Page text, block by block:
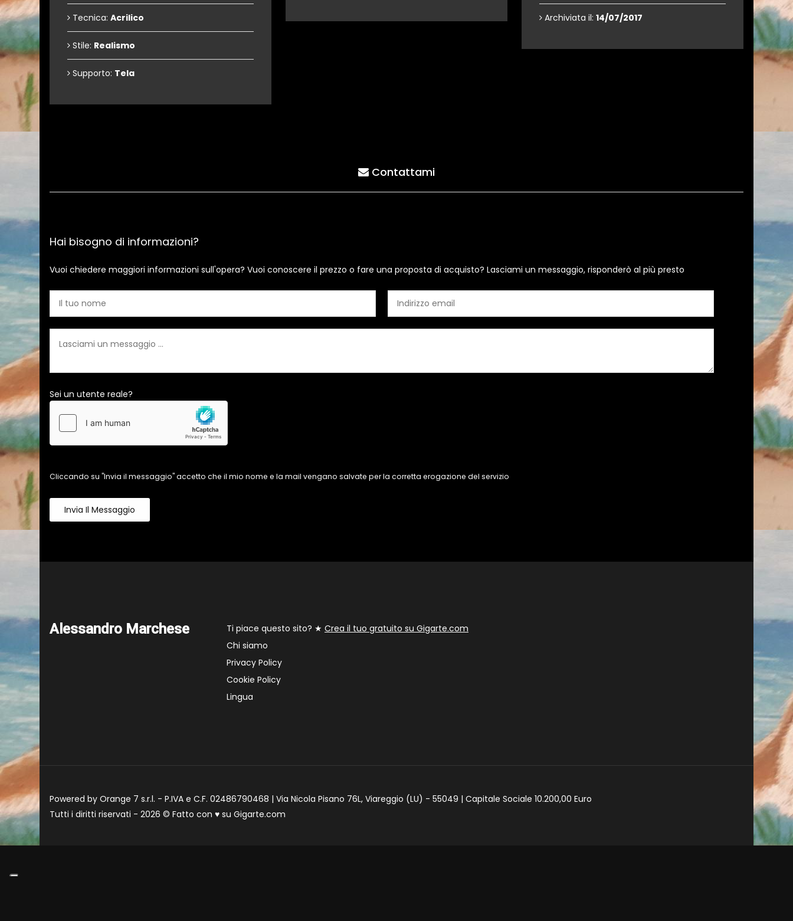
Tecnica: Acrilico
Stile: Realismo
Supporto: Tela
Archiviata il: 14/07/2017
Contattami
Hai bisogno di informazioni?
Vuoi chiedere maggiori informazioni sull'opera? Vuoi conoscere il prezzo o fare una proposta di acquisto? Lasciami un messaggio, risponderò al più presto
Sei un utente reale?
Cliccando su "Invia il messaggio" accetto che il mio nome e la mail vengano salvate per la corretta erogazione del servizio
Invia Il Messaggio
Alessandro Marchese Ti piace questo sito? ★ Crea il tuo gratuito su Gigarte.com
Chi siamo
Privacy Policy
Cookie Policy
Lingua
Powered by Orange 7 s.r.l. - P.IVA e C.F. 02486790468 | Via Nicola Pisano 76L, Viareggio (LU) - 55049 | Capitale Sociale 10.200,00 Euro
Tutti i diritti riservati - 2026 © Fatto con ♥ su Gigarte.com